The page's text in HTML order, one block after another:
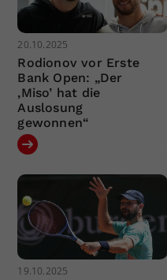
20.10.2025
Rodionov vor Erste
Bank Open: „Der
‚Miso’ hat die
Auslosung
gewonnen“
19.10.2025